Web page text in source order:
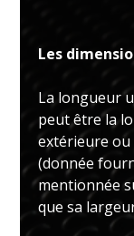
Les
La longueur
peut être la
extérieure
(donnée
mentionnée
que sa